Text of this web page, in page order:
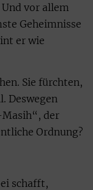
vor allem
Geheimnisse
er wie
Sie fürchten,
Deswegen
der
Ordnung?
schafft,